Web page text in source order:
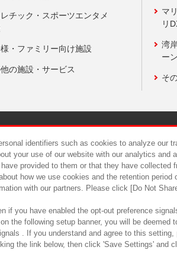
チック・スポーツエンタメ
・ファミリー向け施設
の施設・サービス
マ
リ
湾
ー
そ
食品のご
identifiers such as cookies to analyze our
your use of our website with our analytics and
provided to them or that they have
how we use cookies and the retention
with our partners. Please click [Do Not
if you have enabled the opt-out preference
the following setup banner, you will be
. If you understand and agree to this
the link below, then click 'Save Settings' and